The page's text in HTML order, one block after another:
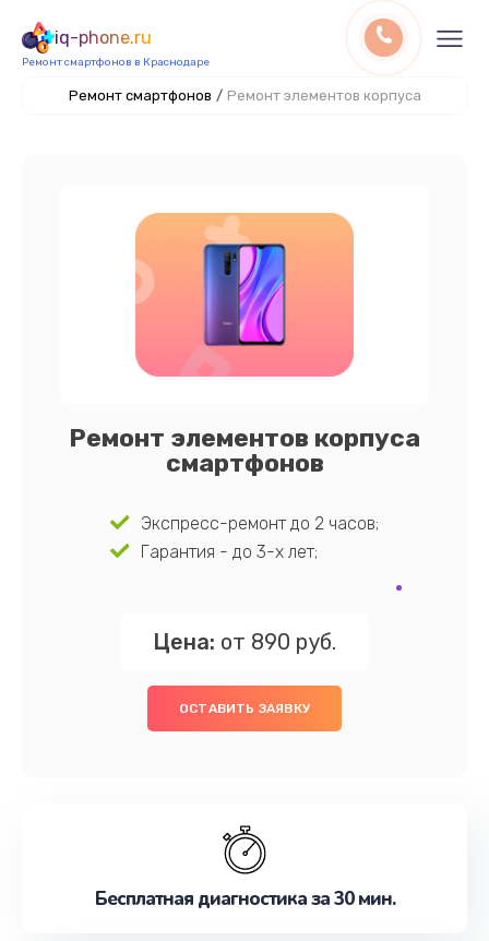
iq-phone.ru
Ремонт смартфонов в Краснодаре
Ремонт смартфонов / Ремонт элементов корпуса
Ремонт элементов корпуса
смартфонов
Экспресс-ремонт до 2 часов;
Гарантия - до 3-х лет;
Цена: от 890 руб.
ОСТАВИТЬ ЗАЯВКУ
Бесплатная диагностика за 30 мин.